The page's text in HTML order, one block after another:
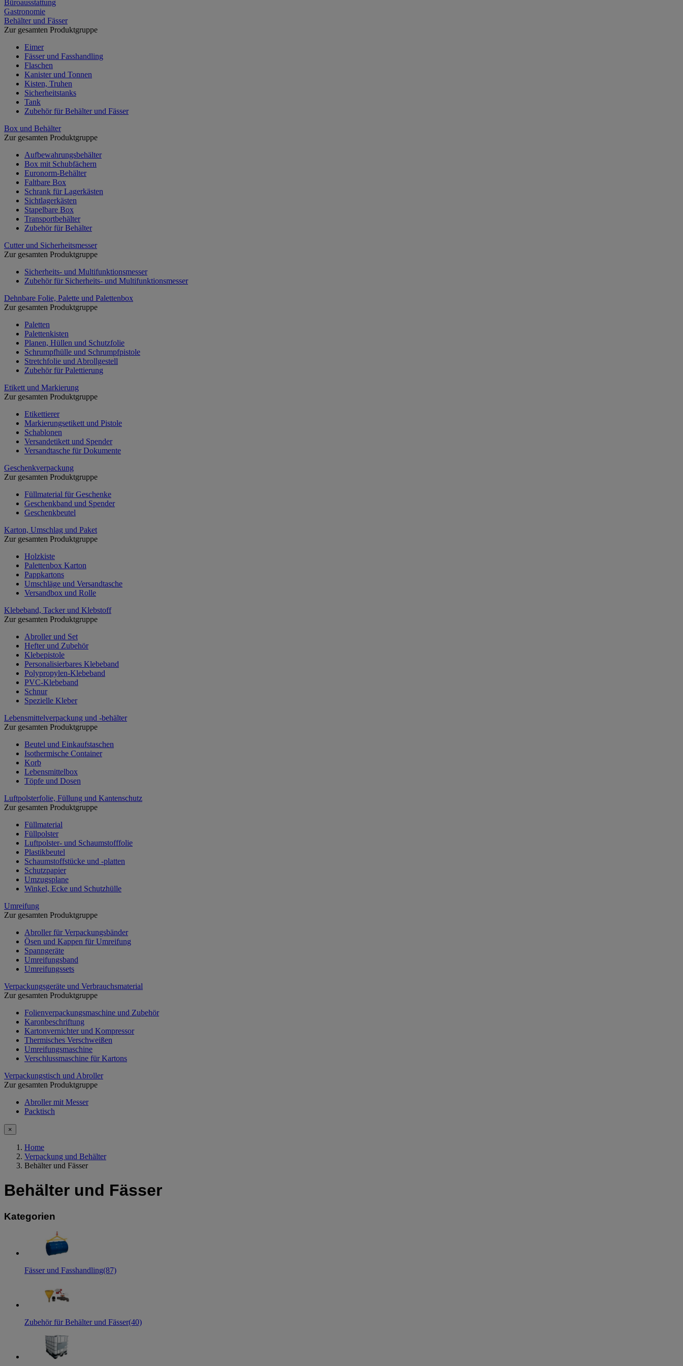
Büroausstattung
Gastronomie
Behälter und Fässer
Zur gesamten Produktgruppe
Eimer
Fässer und Fasshandling
Flaschen
Kanister und Tonnen
Kisten, Truhen
Sicherheitstanks
Tank
Zubehör für Behälter und Fässer
Box und Behälter
Zur gesamten Produktgruppe
Aufbewahrungsbehälter
Box mit Schubfächern
Euronorm-Behälter
Faltbare Box
Schrank für Lagerkästen
Sichtlagerkästen
Stapelbare Box
Transportbehälter
Zubehör für Behälter
Cutter und Sicherheitsmesser
Zur gesamten Produktgruppe
Sicherheits- und Multifunktionsmesser
Zubehör für Sicherheits- und Multifunktionsmesser
Dehnbare Folie, Palette und Palettenbox
Zur gesamten Produktgruppe
Paletten
Palettenkisten
Planen, Hüllen und Schutzfolie
Schrumpfhülle und Schrumpfpistole
Stretchfolie und Abrollgestell
Zubehör für Palettierung
Etikett und Markierung
Zur gesamten Produktgruppe
Etikettierer
Markierungsetikett und Pistole
Schablonen
Versandetikett und Spender
Versandtasche für Dokumente
Geschenkverpackung
Zur gesamten Produktgruppe
Füllmaterial für Geschenke
Geschenkband und Spender
Geschenkbeutel
Karton, Umschlag und Paket
Zur gesamten Produktgruppe
Holzkiste
Palettenbox Karton
Pappkartons
Umschläge und Versandtasche
Versandbox und Rolle
Klebeband, Tacker und Klebstoff
Zur gesamten Produktgruppe
Abroller und Set
Hefter und Zubehör
Klebepistole
Personalisierbares Klebeband
Polypropylen-Klebeband
PVC-Klebeband
Schnur
Spezielle Kleber
Lebensmittelverpackung und -behälter
Zur gesamten Produktgruppe
Beutel und Einkaufstaschen
Isothermische Container
Korb
Lebensmittelbox
Töpfe und Dosen
Luftpolsterfolie, Füllung und Kantenschutz
Zur gesamten Produktgruppe
Füllmaterial
Füllpolster
Luftpolster- und Schaumstofffolie
Plastikbeutel
Schaumstoffstücke und -platten
Schutzpapier
Umzugsplane
Winkel, Ecke und Schutzhülle
Umreifung
Zur gesamten Produktgruppe
Abroller für Verpackungsbänder
Ösen und Kappen für Umreifung
Spanngeräte
Umreifungsband
Umreifungssets
Verpackungsgeräte und Verbrauchsmaterial
Zur gesamten Produktgruppe
Folienverpackungsmaschine und Zubehör
Karonbeschriftung
Kartonvernichter und Kompressor
Thermisches Verschweißen
Umreifungsmaschine
Verschlussmaschine für Kartons
Verpackungstisch und Abroller
Zur gesamten Produktgruppe
Abroller mit Messer
Packtisch
×
Home
Verpackung und Behälter
Behälter und Fässer
Behälter und Fässer
Kategorien
Fässer und Fasshandling(87)
Zubehör für Behälter und Fässer(40)